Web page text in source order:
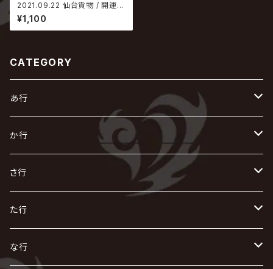
2021.09.22 仙台貨物 / 開運ざ
んまい【littleHEARTS.限定盤-
ギガフレアver.-】
¥1,100
CATEGORY
あ行
あ
R指定
AIOLIN
い
IKUO
exist†trace
う
VIRGE / ヴァージュ
え
か行
か
怪人二十面奏
Kαin
き
KISAKI
く
さ行
さ
ザアザア
し
た行
た
な行